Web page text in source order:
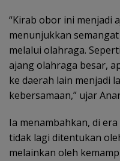
“Kirab obor ini menjadi
menunjukkan
melalui olahraga.
ajang olahraga besar,
ke daerah lain menjadi
kebersamaan,” ujar
Ia menambahkan, di
tidak lagi ditentukan
melainkan oleh